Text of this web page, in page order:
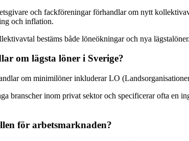
och fackföreningar förhandlar om nytt
och inflation.
bestäms både löneökningar och nya
om lägsta löner i Sverige?
om minimilöner inkluderar LO
branscher inom privat sektor och specificerar ofta en
för arbetsmarknaden?